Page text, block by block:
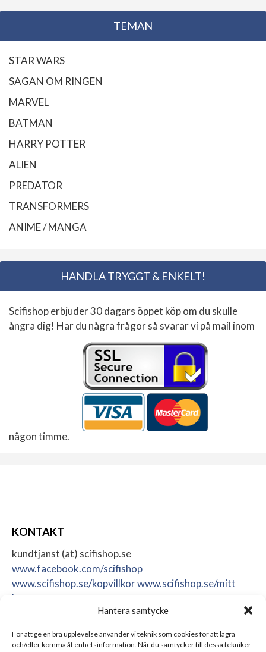
Hantera samtycke
För att ge en bra upplevelse använder vi teknik som cookies för att lagra
och/eller komma åt enhetsinformation. När du samtycker till dessa tekniker
TEMAN
STAR WARS
SAGAN OM RINGEN
MARVEL
BATMAN
HARRY POTTER
ALIEN
PREDATOR
TRANSFORMERS
ANIME / MANGA
HANDLA TRYGGT & ENKELT!
Scifishop erbjuder 30 dagars öppet köp om du skulle
ångra dig! Har du några frågor så svarar vi på mail inom
någon timme.
KONTAKT
kundtjanst (at) scifishop.se
www.facebook.com/scifishop
www.scifishop.se/kopvillkorwww.scifishop.se/mitt
konto
17562 Järfälla
Sweden